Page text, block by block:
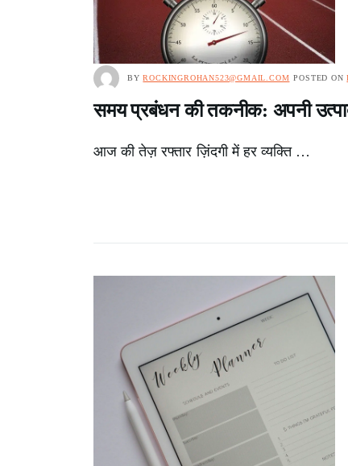
BYROCKINGROHAN523@GMAIL.COM POSTED ON
समय प्रबंधन की तकनीक: अपनी
आज की तेज़ रफ्तार ज़िंदगी में हर व्यक्ति …